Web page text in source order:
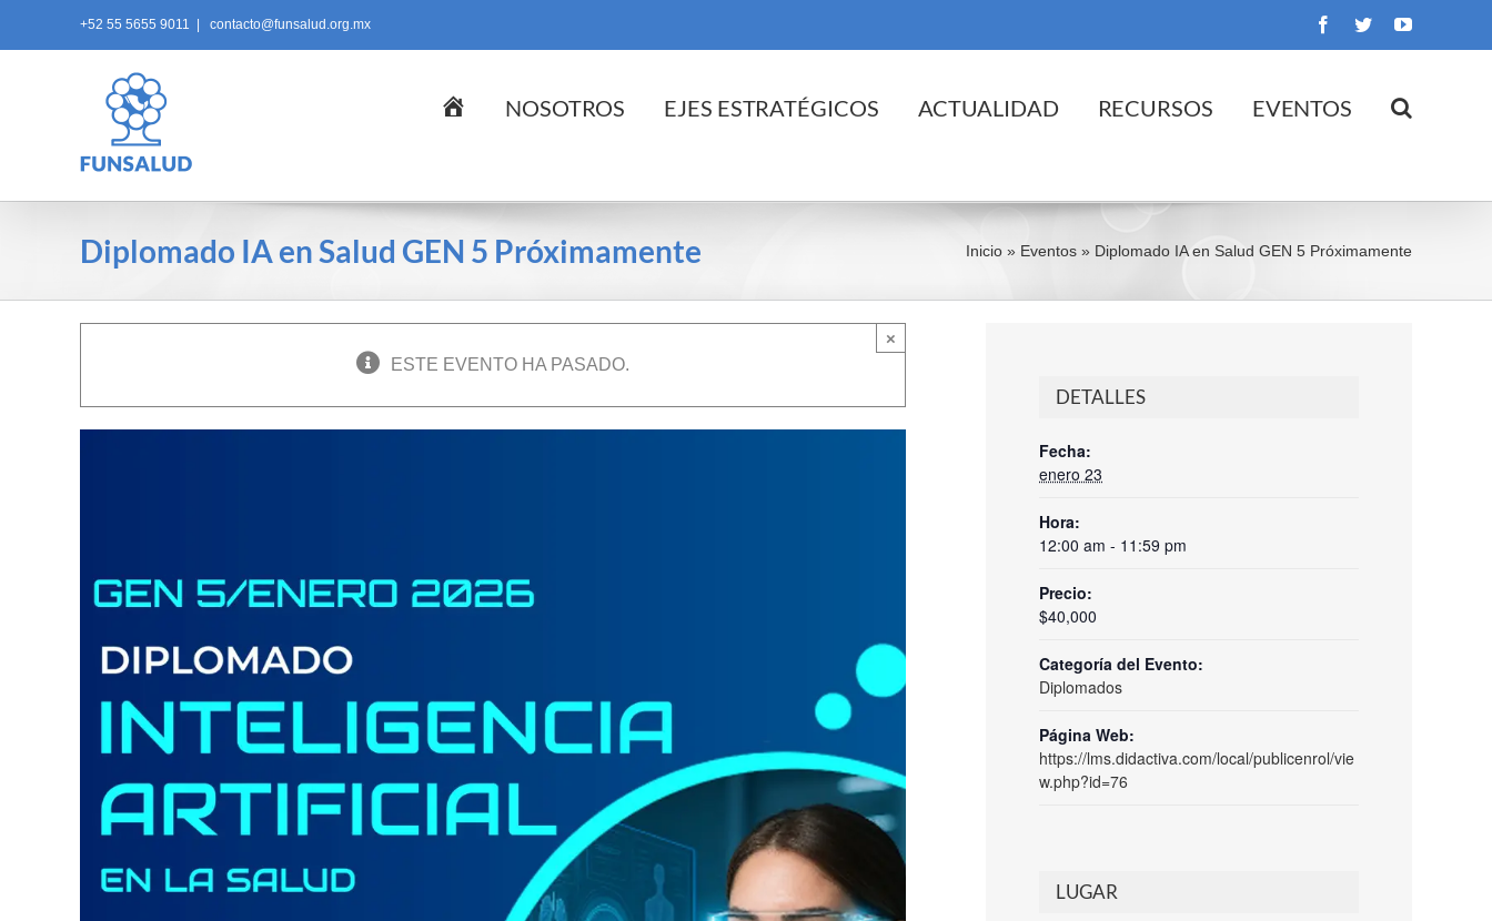
+52 55 5655 9011 contacto@funsalud.org.mx Facebook
TwitterYouTube
InicioNOSOTROS EJES ESTRATÉGICOS ACTUALIDAD RECURSOS EVENTOS
Diplomado IA en Salud GEN 5 Próximamente Inicio » Eventos » Diplomado IA en Salud GEN 5 Próximamente
×
ESTE EVENTO HA PASADO.
DETALLES
Fecha:
enero 23
Hora:
12:00 am - 11:59 pm
Precio:
$40,000
Categoría del Evento:
Diplomados
Página Web:
https://lms.didactiva.com/local/publicenrol/vie
w.php?id=76
LUGAR